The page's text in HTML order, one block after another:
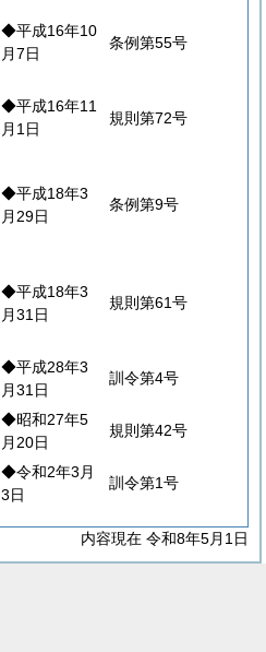
◆平成16年10
月7日
条例第55号
◆平成16年11
月1日
規則第72号
◆平成18年3
月29日
条例第9号
◆平成18年3
月31日
規則第61号
◆平成28年3
月31日
訓令第4号
◆昭和27年5
月20日
規則第42号
◆令和2年3月
3日
訓令第1号
内容現在 令和8年5月1日